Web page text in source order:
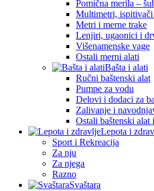
Pomična merila –
Multimetri, ispitivači
Metri i merne trake
Lenjiri, ugaonici i
Višenamenske vage
Ostali merni alati
Bašta i alati
Ručni baštenski alat
Pumpe za vodu
Delovi i dodaci za
Zalivanje i
Ostali baštenski alat
Lepota i
Sport i Rekreacija
Za nju
Za njega
Razno
Svaštara